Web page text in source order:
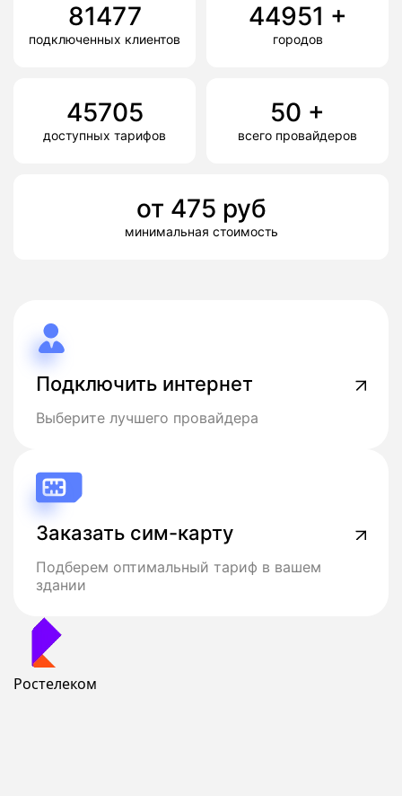
81477
подключенных клиентов
44951 +
городов
45705
доступных тарифов
50 +
всего провайдеров
от 475 руб
минимальная стоимость
Подключить интернет
Выберите лучшего провайдера
Заказать сим-карту
Подберем оптимальный тариф в вашем
здании
Ростелеком